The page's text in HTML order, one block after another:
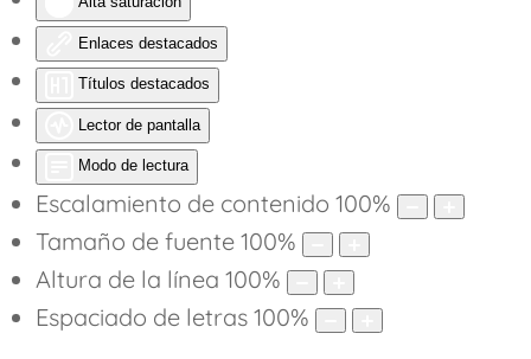
Enlaces destacados
Títulos destacados
Lector de pantalla
Modo de lectura
Escalamiento de contenido 100%
Tamaño de fuente 100%
Altura de la línea 100%
Espaciado de letras 100%